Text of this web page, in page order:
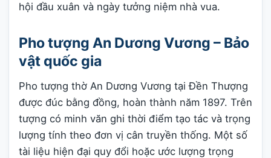
hội đầu xuân và ngày tưởng niệm nhà vua.
Pho tượng An Dương Vương – Bảo
vật quốc gia
Pho tượng thờ An Dương Vương tại Đền Thượng
được đúc bằng đồng, hoàn thành năm 1897. Trên
tượng có minh văn ghi thời điểm tạo tác và trọng
lượng tính theo đơn vị cân truyền thống. Một số
tài liệu hiện đại quy đổi hoặc ước lượng trọng